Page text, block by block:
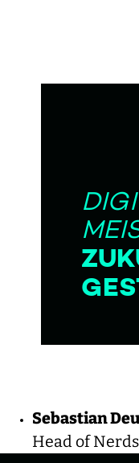
Sebastian
Head of Nerds